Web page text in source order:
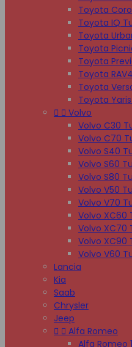
Toyota
Toyota IQ
Toyota
Toyota
Toyota
Toyota
Toyota
Toyota
  Volvo
Volvo C30
Volvo C70
Volvo S40
Volvo S60
Volvo S80
Volvo V50
Volvo V70
Volvo XC60
Volvo XC70
Volvo XC90
Volvo V60
Lancia
Kia
Saab
Chrysler
Jeep
  Alfa Romeo
Alfa Romeo